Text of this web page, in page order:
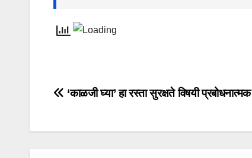
Post
‘काळजी घ्या’ हा रस्ता सुरक्षते विषयी